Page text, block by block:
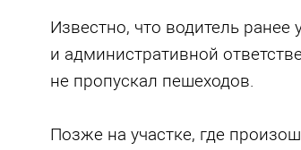
Известно, что водитель
и административной
не пропускал пешеходов.
Позже на участке, где